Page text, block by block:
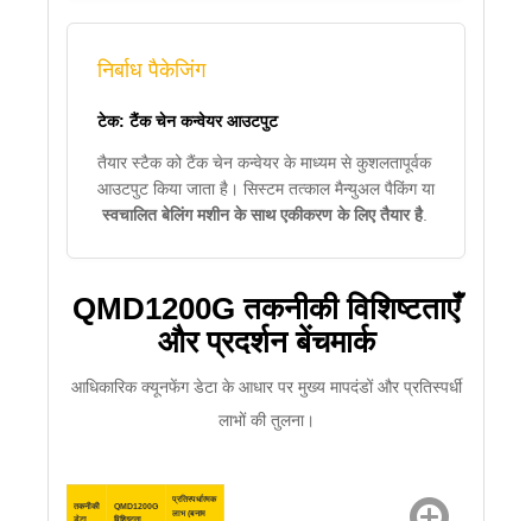
निर्बाध पैकेजिंग
टेक: टैंक चेन कन्वेयर आउटपुट
तैयार स्टैक को टैंक चेन कन्वेयर के माध्यम से कुशलतापूर्वक
आउटपुट किया जाता है। सिस्टम तत्काल मैन्युअल पैकिंग या
स्वचालित बेलिंग मशीन के साथ एकीकरण के लिए तैयार है.
QMD1200G तकनीकी विशिष्टताएँ
और प्रदर्शन बेंचमार्क
आधिकारिक क्यूनफेंग डेटा के आधार पर मुख्य मापदंडों और प्रतिस्पर्धी
लाभों की तुलना।
तकनीकी QMD1200G
प्रतिस्पर्धात्मक
लाभ (बनाम